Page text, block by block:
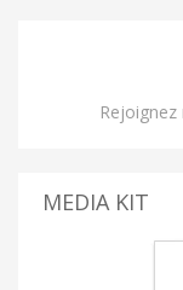
MEDIA KIT